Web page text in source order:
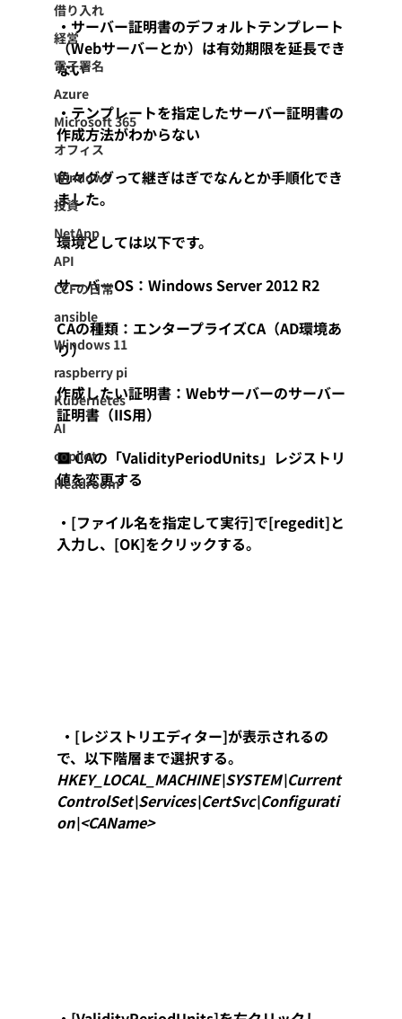
借り入れ
経営
電子署名
Azure
Microsoft 365
オフィス
Windows
投資
NetApp
API
CCFの日常
ansible
Windows 11
raspberry pi
Kubernetes
AI
copilot
Headroom
・サーバー証明書のデフォルトテンプレート
（Webサーバーとか）は有効期限を延長でき
ない
・テンプレートを指定したサーバー証明書の
作成方法がわからない
色々ググって継ぎはぎでなんとか手順化でき
ました。
環境としては以下です。
サーバーOS：Windows Server 2012 R2
CAの種類：エンタープライズCA（AD環境あ
り）
作成したい証明書：Webサーバーのサーバー
証明書（IIS用）
■ CAの「ValidityPeriodUnits」レジストリ
値を変更する
・[ファイル名を指定して実行]で[regedit]と
入力し、[OK]をクリックする。
で、以下階層まで選択する。
HKEY_LOCAL_MACHINE\SYSTEM\Current
ControlSet\Services\CertSvc\Configurati
on\<CAName>